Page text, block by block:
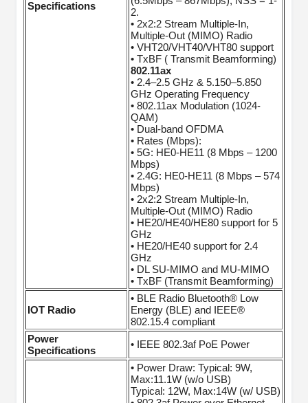
Specifications
2.
• 2x2:2 Stream Multiple-In,
Multiple-Out (MIMO) Radio
• VHT20/VHT40/VHT80 support
• TxBF ( Transmit Beamforming)
802.11ax
• 2.4–2.5 GHz & 5.150–5.850
GHz Operating Frequency
• 802.11ax Modulation (1024-
QAM)
• Dual-band OFDMA
• Rates (Mbps):
• 5G: HE0-HE11 (8 Mbps – 1200
Mbps)
• 2.4G: HE0-HE11 (8 Mbps – 574
Mbps)
• 2x2:2 Stream Multiple-In,
Multiple-Out (MIMO) Radio
• HE20/HE40/HE80 support for 5
GHz
• HE20/HE40 support for 2.4
GHz
• DL SU-MIMO and MU-MIMO
• TxBF (Transmit Beamforming)
IOT Radio
• BLE Radio Bluetooth® Low
Energy (BLE) and IEEE®
802.15.4 compliant
Power
Specifications
• IEEE 802.3af PoE Power
• Power Draw: Typical: 9W,
Max:11.1W (w/o USB)
Typical: 12W, Max:14W (w/ USB)